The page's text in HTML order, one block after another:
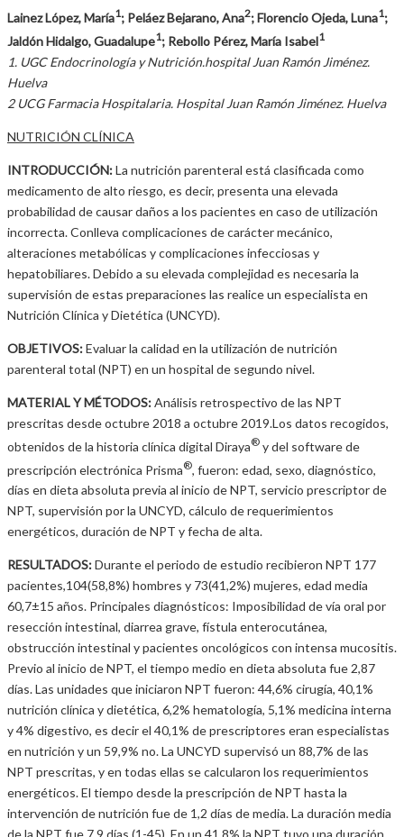
Lainez López, María1; Peláez Bejarano, Ana2; Florencio Ojeda, Luna1;
Jaldón Hidalgo, Guadalupe1; Rebollo Pérez, María Isabel1
1. UGC Endocrinología y Nutrición.hospital Juan Ramón Jiménez.
Huelva
2 UCG Farmacia Hospitalaria. Hospital Juan Ramón Jiménez. Huelva
NUTRICIÓN CLÍNICA
INTRODUCCIÓN:La nutrición parenteral está clasificada como
medicamento de alto riesgo, es decir, presenta una elevada
probabilidad de causar daños a los pacientes en caso de utilización
incorrecta. Conlleva complicaciones de carácter mecánico,
alteraciones metabólicas y complicaciones infecciosas y
hepatobiliares. Debido a su elevada complejidad es necesaria la
supervisión de estas preparaciones las realice un especialista en
Nutrición Clínica y Dietética (UNCYD).
OBJETIVOS:Evaluar la calidad en la utilización de nutrición
parenteral total (NPT) en un hospital de segundo nivel.
MATERIAL Y MÉTODOS:Análisis retrospectivo de las NPT
prescritas desde octubre 2018 a octubre 2019.Los datos recogidos,
obtenidos de la historia clínica digital Diraya® y del software de
prescripción electrónica Prisma® , fueron: edad, sexo, diagnóstico,
días en dieta absoluta previa al inicio de NPT, servicio prescriptor de
NPT, supervisión por la UNCYD, cálculo de requerimientos
energéticos, duración de NPT y fecha de alta.
RESULTADOS:Durante el periodo de estudio recibieron NPT 177
pacientes,104(58,8%) hombres y 73(41,2%) mujeres, edad media
60,7±15 años. Principales diagnósticos: Imposibilidad de vía oral por
resección intestinal, diarrea grave, fístula enterocutánea,
obstrucción intestinal y pacientes oncológicos con intensa mucositis.
Previo al inicio de NPT, el tiempo medio en dieta absoluta fue 2,87
días. Las unidades que iniciaron NPT fueron: 44,6% cirugía, 40,1%
nutrición clínica y dietética, 6,2% hematología, 5,1% medicina interna
y 4% digestivo, es decir el 40,1% de prescriptores eran especialistas
en nutrición y un 59,9% no. La UNCYD supervisó un 88,7% de las
NPT prescritas, y en todas ellas se calcularon los requerimientos
energéticos. El tiempo desde la prescripción de NPT hasta la
intervención de nutrición fue de 1,2 días de media. La duración media